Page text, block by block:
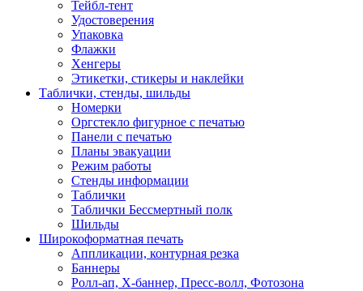
Тейбл-тент
Удостоверения
Упаковка
Флажки
Хенгеры
Этикетки, стикеры и наклейки
Таблички, стенды, шильды
Номерки
Оргстекло фигурное с печатью
Панели с печатью
Планы эвакуации
Режим работы
Стенды информации
Таблички
Таблички Бессмертный полк
Шильды
Широкоформатная печать
Аппликации, контурная резка
Баннеры
Ролл-ап, X-баннер, Пресс-волл, Фотозона